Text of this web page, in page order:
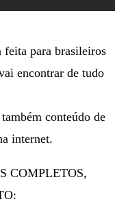
para brasileiros
encontrar de tudo
conteúdo de
internet.
COMPLETOS,